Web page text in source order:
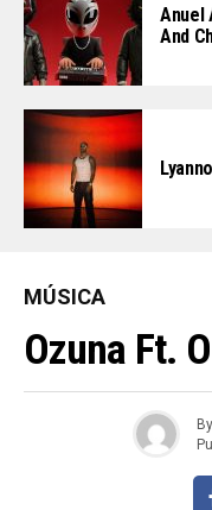
Anuel
And
MÚSICA
Ozuna Ft.
By